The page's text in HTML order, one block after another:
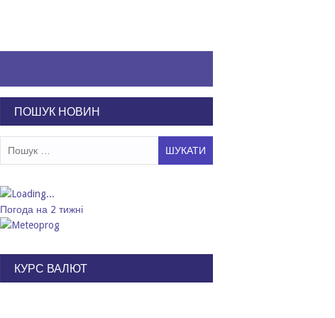
ПОШУК НОВИН
Погода на 2 тижні
КУРС ВАЛЮТ